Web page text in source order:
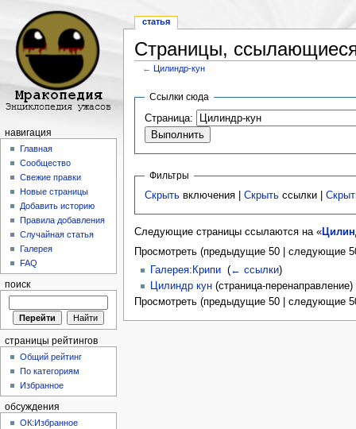
Страницы,
←Цилиндр-кун
Ссылки сюда
Страница:
Фильтры
Скрыть включения |Скрыть ссылки |
Следующие страницы ссылаются на «
Просмотреть (предыдущие 50 | следующие
Галерея:Крипи‎ (← ссылки)
Цилиндр кун(страница-
Просмотреть (предыдущие 50 | следующие
статья
навигация
Главная
Сообщество
Свежие правки
Новые страницы
Добавить историю
Правила добавления
Случайная статья
Галерея
FAQ
поиск
страницы рейтингов
Общий рейтинг
По категориям
Избранное
обсуждения
ОК:Избранное